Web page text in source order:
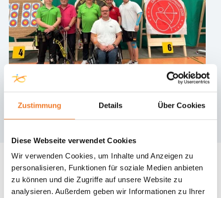
Zustimmung Details Über Cookies
Diese Webseite verwendet Cookies
Wir verwenden Cookies, um Inhalte und Anzeigen zu
personalisieren, Funktionen für soziale Medien anbieten
zu können und die Zugriffe auf unsere Website zu
analysieren. Außerdem geben wir Informationen zu Ihrer
Bild: privat